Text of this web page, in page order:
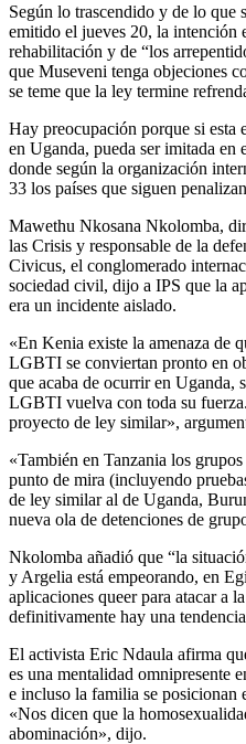
Según lo trascendido y de lo que
emitido el jueves 20, la intención
rehabilitación y de “los
que Museveni tenga objeciones
se teme que la ley termine
Hay preocupación porque si esta
en Uganda, pueda ser imitada
donde según la organización
33 los países que siguen
Mawethu Nkosana Nkolomba,
las Crisis y responsable de la
Civicus, el conglomerado
sociedad civil, dijo a IPS que la
era un incidente aislado.
«En Kenia existe la amenaza de
LGBTI se conviertan pronto en
que acaba de ocurrir en Uganda,
LGBTI vuelva con toda su
proyecto de ley similar»,
«También en Tanzania los
punto de mira (incluyendo
de ley similar al de Uganda,
nueva ola de detenciones de
Nkolomba añadió que “la
y Argelia está empeorando, en
aplicaciones queer para atacar a
definitivamente hay una
El activista Eric Ndaula afirma
es una mentalidad omnipresente
e incluso la familia se posicionan
«Nos dicen que la
abominación», dijo.